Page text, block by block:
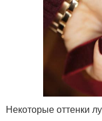
Некоторые оттенки